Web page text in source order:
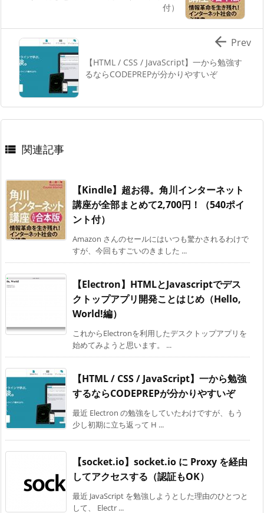
付）
【HTML / CSS / JavaScript】一から勉強す
るならCODEPREPが分かりやすいぞ
 Prev
 関連記事
【Kindle】超お得。角川インターネット
講座が全部まとめて2,700円！（540ポイ
ント付）
Amazon さんのセールにはいつも驚かされるわけで
すが、今回もすごいのきました ...
【Electron】HTMLとJavascriptでデス
クトップアプリ開発ことはじめ（Hello,
World!編）
これからElectronを利用したデスクトップアプリを
始めてみようと思います。 ...
【HTML / CSS / JavaScript】一から勉強
するならCODEPREPが分かりやすいぞ
最近 Electron の勉強をしていたわけですが、もう
少し初期に立ち返って H ...
【socket.io】socket.io に Proxy を経由
してアクセスする（認証もOK）
最近 JavaScript を勉強しようとした理由のひとつと
して、 Electr ...